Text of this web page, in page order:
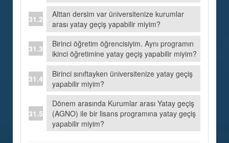
Alttan dersim var üniversitenize kurumlar
arası yatay geçiş yapabilir miyim?
Birinci öğretim öğrencisiyim. Aynı programın
ikinci öğretimine yatay geçiş yapabilir miyim?
Birinci sınıftayken üniversitenize yatay geçiş
yapabilir miyim?
Dönem arasında Kurumlar arası Yatay geçiş
(AGNO) ile bir lisans programına yatay geçiş
yapabilir miyim?